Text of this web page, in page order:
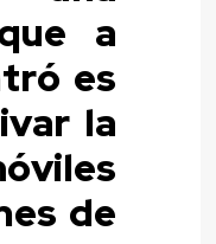
a
es
la
de